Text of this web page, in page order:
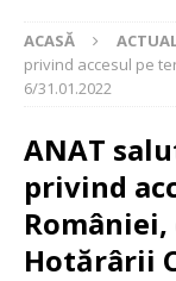
ACASĂ
privind accesul pe
6/31.01.2022
ANAT
privind
Hotărârii